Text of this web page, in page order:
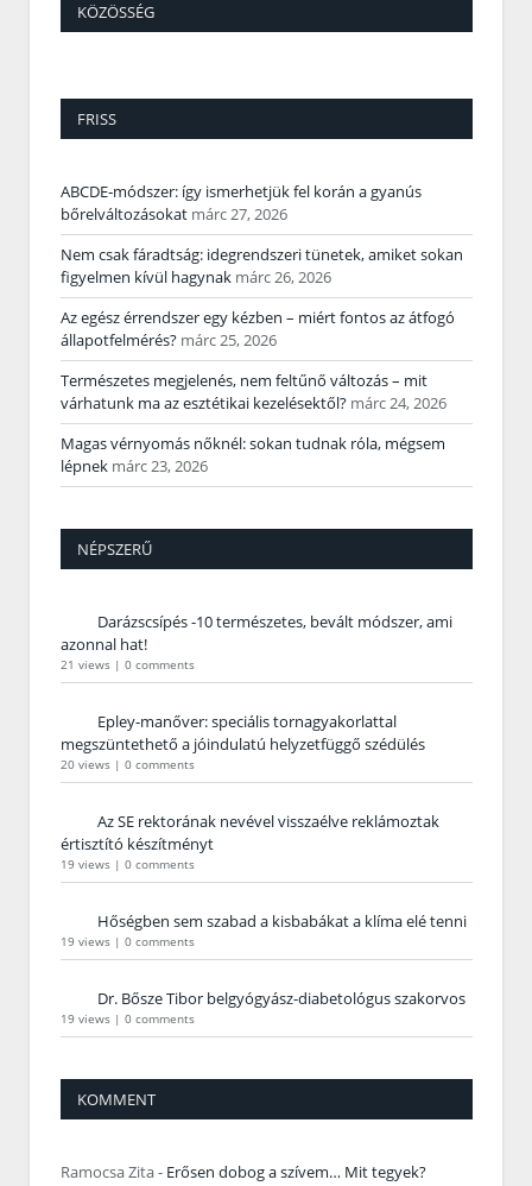
KÖZÖSSÉG
FRISS
ABCDE‑módszer: így ismerhetjük fel korán a gyanús
bőrelváltozásokat márc 27, 2026
Nem csak fáradtság: idegrendszeri tünetek, amiket sokan
figyelmen kívül hagynak márc 26, 2026
Az egész érrendszer egy kézben – miért fontos az átfogó
állapotfelmérés? márc 25, 2026
Természetes megjelenés, nem feltűnő változás – mit
várhatunk ma az esztétikai kezelésektől? márc 24, 2026
Magas vérnyomás nőknél: sokan tudnak róla, mégsem
lépnek márc 23, 2026
NÉPSZERŰ
Darázscsípés -10 természetes, bevált módszer, ami
azonnal hat!
21 views | 0 comments
Epley-manőver: speciális tornagyakorlattal
megszüntethető a jóindulatú helyzetfüggő szédülés
20 views | 0 comments
Az SE rektorának nevével visszaélve reklámoztak
értisztító készítményt
19 views | 0 comments
Hőségben sem szabad a kisbabákat a klíma elé tenni
19 views | 0 comments
Dr. Bősze Tibor belgyógyász-diabetológus szakorvos
19 views | 0 comments
KOMMENT
Ramocsa Zita- Erősen dobog a szívem… Mit tegyek?